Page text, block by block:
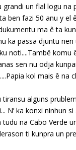
un flal logu na
ben fazi 50 anu y el
ma ê ta
ka passa djuntu
noti....Tambê komu
sen nu odja
kol mais ê na
alguns
N’ ka konxi ninhun
na Cabo Verde
ti kunpra un